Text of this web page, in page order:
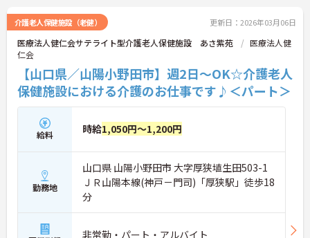
介護老人保健施設（老健） 更新日：2026年03月06日
医療法人健仁会サテライト型介護老人保健施設 あさ紫苑
医療法人健
仁会
【山口県／山陽小野田市】週2日～OK☆介護老人
保健施設における介護のお仕事です♪＜パート＞
給料 時給1,050円～1,200円
勤務地
山口県 山陽小野田市 大字厚狭埴生田503-1
ＪＲ山陽本線(神戸－門司)「厚狭駅」徒歩18
分
非常勤・パート・アルバイト